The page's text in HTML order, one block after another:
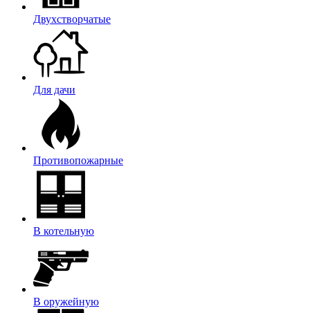
Двухстворчатые
Для дачи
Противопожарные
В котельную
В оружейную